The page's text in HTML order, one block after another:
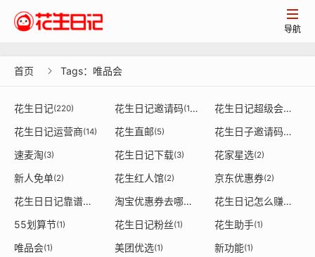

导航
首页  Tags：唯品会
花生日记(220) 花生日记邀请码(182) 花生日记超级会员
花生日记运营商(14) 花生直邮(5)
花生日子邀请码从哪获得
速麦淘(3) 花生日记下载(3) 花家星选(2)
新人免单(2) 花生红人馆(2) 京东优惠券(2)
花生日日记靠谱吗 淘宝优惠券去哪里领 花生日记怎么赚钱
55划算节(1) 花生日记粉丝(1) 花生助手(1)
唯品会(1) 美团优选(1) 新功能(1)